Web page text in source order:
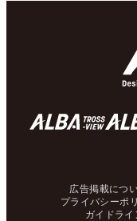
広告掲載につ
プライバシーポ
ガイドライ